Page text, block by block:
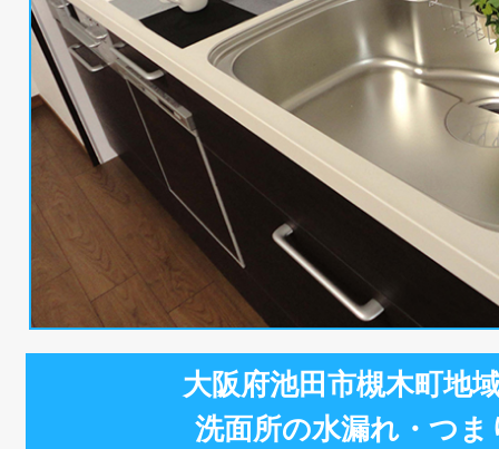
大阪府池田市槻木町地
洗面所の水漏れ・つま